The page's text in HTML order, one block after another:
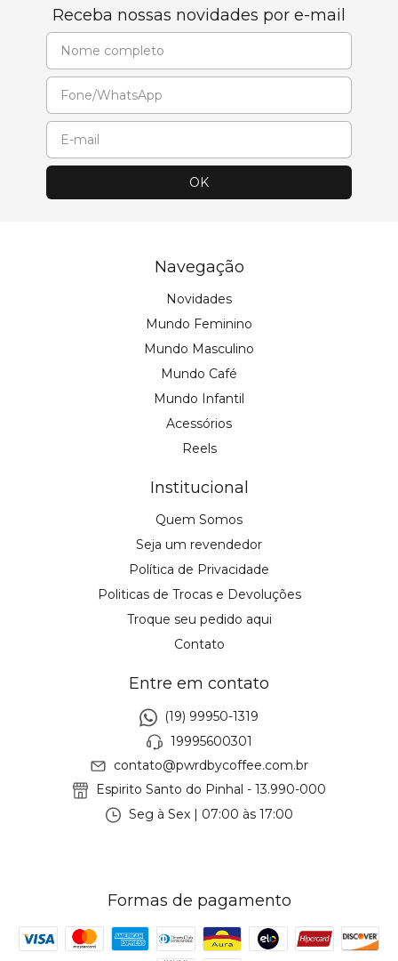
Receba nossas novidades por e-mail
Navegação
Novidades
Mundo Feminino
Mundo Masculino
Mundo Café
Mundo Infantil
Acessórios
Reels
Institucional
Quem Somos
Seja um revendedor
Política de Privacidade
Politicas de Trocas e Devoluções
Troque seu pedido aqui
Contato
Entre em contato
(19) 99950-1319
19995600301
contato@pwrdbycoffee.com.br
Espirito Santo do Pinhal - 13.990-000
Seg à Sex | 07:00 às 17:00
Formas de pagamento